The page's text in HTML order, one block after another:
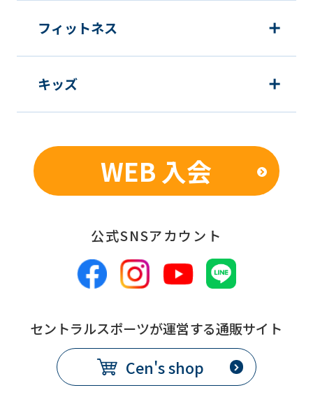
フィットネス
キッズ
WEB 入会
公式SNSアカウント
セントラルスポーツが運営する通販サイト
Cen's shop